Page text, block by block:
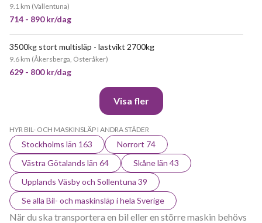
9.1 km (Vallentuna)
714 - 890 kr/dag
3500kg stort multisläp - lastvikt 2700kg
9.6 km (Åkersberga, Österåker)
629 - 800 kr/dag
Visa fler
HYR BIL- OCH MASKINSLÄP I ANDRA STÄDER
Stockholms län 163
Norrort 74
Västra Götalands län 64
Skåne län 43
Upplands Väsby och Sollentuna 39
Se alla Bil- och maskinsläp i hela Sverige
När du ska transportera en bil eller en större maskin behövs